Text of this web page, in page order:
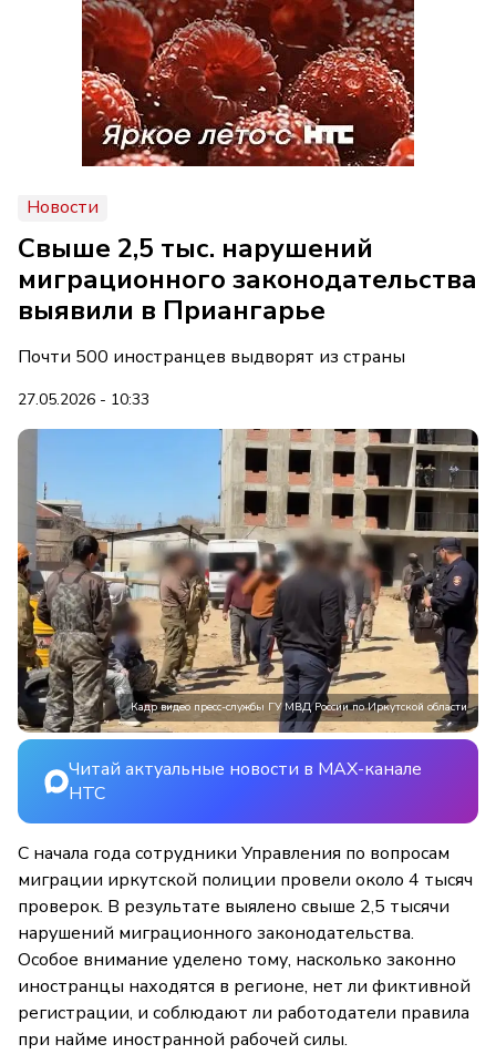
Новости
Свыше 2,5 тыс. нарушений
миграционного законодательства
выявили в Приангарье
Почти 500 иностранцев выдворят из страны
27.05.2026 - 10:33
Кадр видео пресс-службы ГУ МВД России по Иркутской области
Читай актуальные новости в MAX-канале
НТС
С начала года сотрудники Управления по вопросам
миграции иркутской полиции провели около 4 тысяч
проверок. В результате выялено свыше 2,5 тысячи
нарушений миграционного законодательства.
Особое внимание уделено тому, насколько законно
иностранцы находятся в регионе, нет ли фиктивной
регистрации, и соблюдают ли работодатели правила
при найме иностранной рабочей силы.